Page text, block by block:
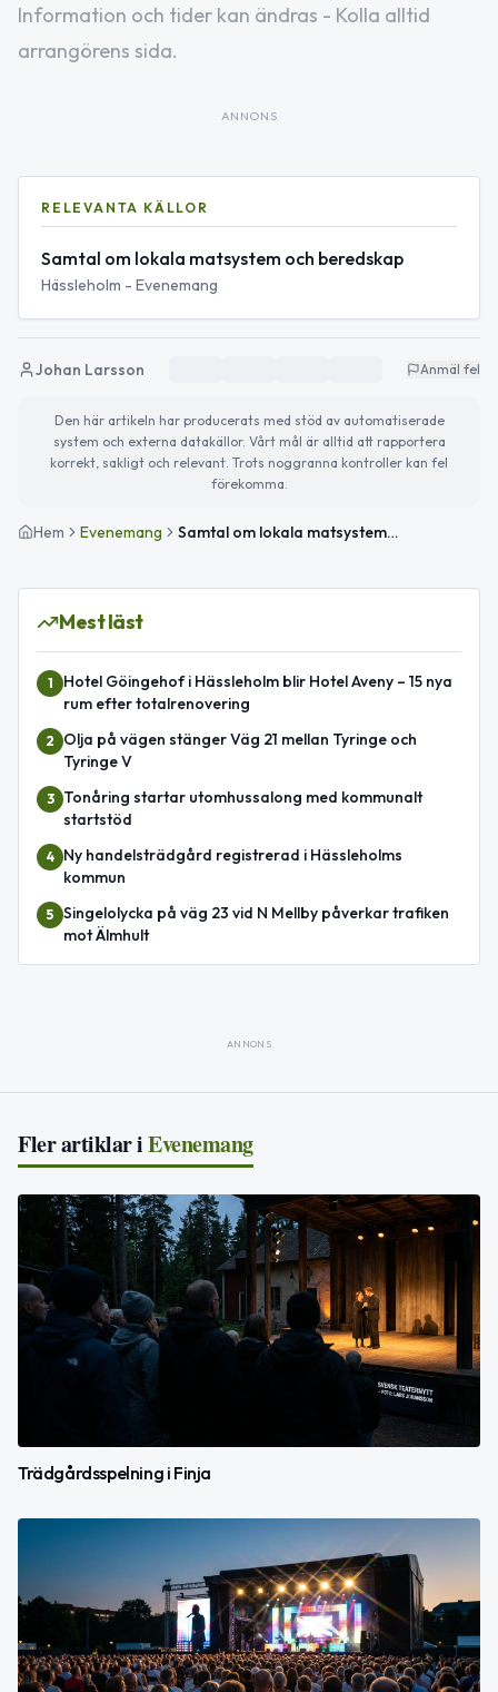
Information och tider kan ändras - Kolla alltid
arrangörens sida.
ANNONS
RELEVANTA KÄLLOR
Samtal om lokala matsystem och beredskap
Hässleholm - Evenemang
Johan Larsson Anmäl fel
Den här artikeln har producerats med stöd av automatiserade
system och externa datakällor. Vårt mål är alltid att rapportera
korrekt, sakligt och relevant. Trots noggranna kontroller kan fel
förekomma.
Hem Evenemang Samtal om lokala matsystem och beredskap
Mest läst
1
Hotel Göingehof i Hässleholm blir Hotel Aveny – 15 nya
rum efter totalrenovering
2
Olja på vägen stänger Väg 21 mellan Tyringe och
Tyringe V
3
Tonåring startar utomhussalong med kommunalt
startstöd
4
Ny handelsträdgård registrerad i Hässleholms
kommun
5 Singelolycka på väg 23 vid N Mellby påverkar trafiken
mot Älmhult
ANNONS
Fler artiklar iEvenemang
Trädgårdsspelning i Finja